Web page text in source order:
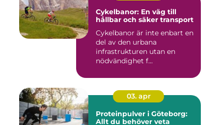
Cykelbanor: En väg till
hållbar och säker transport
Cykelbanor är inte enbart en
del av den urbana
infrastrukturen utan en
nödvändighet f...
03. apr
Proteinpulver i Göteborg:
Allt du behöver veta